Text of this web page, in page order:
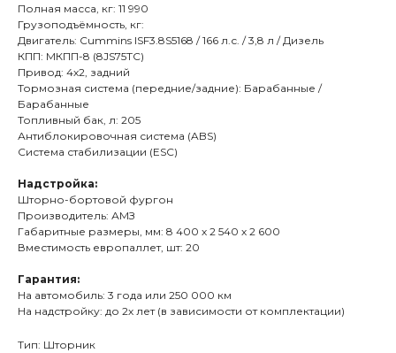
Полная масса, кг: 11 990
Грузоподъёмность, кг:
Двигатель: Cummins ISF3.8S5168 / 166 л.с. / 3,8 л / Дизель
КПП: МКПП-8 (8JS75TC)
Привод: 4х2, задний
Тормозная система (передние/задние): Барабанные /
Барабанные
Топливный бак, л: 205
Антиблокировочная система (ABS)
Система стабилизации (ESC)
Надстройка:
Шторно-бортовой фургон
Производитель: АМЗ
Габаритные размеры, мм: 8 400 х 2 540 х 2 600
Вместимость европаллет, шт: 20
Гарантия:
На автомобиль: 3 года или 250 000 км
На надстройку: до 2х лет (в зависимости от комплектации)
Тип: Шторник